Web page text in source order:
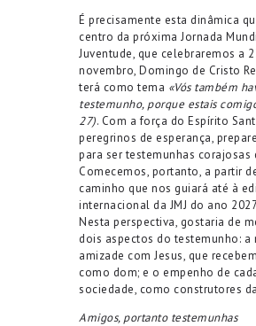
É precisamente esta dinâmica
centro da próxima Jornada
Juventude, que celebraremos a
novembro, Domingo de Cristo
terá como tema «Vós também
testemunho, porque estais
27). Com a força do Espírito
peregrinos de esperança,
para ser testemunhas corajosas
Comecemos, portanto, a partir
caminho que nos guiará até à
internacional da JMJ do ano
Nesta perspectiva, gostaria de
dois aspectos do testemunho: a
amizade com Jesus, que
como dom; e o empenho de
sociedade, como construtores
Amigos, portanto testemunhas